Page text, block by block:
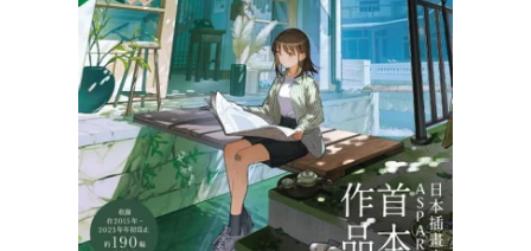
女裝 男裝 化妝保養 情趣用品
日本購物 電子/紙本書
HOT